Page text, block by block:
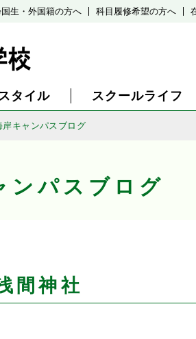
国生・外国籍の方へ 科目履修希望の方へ
タイル スクールライフ
岸キャンパスブログ
ンパスブログ
間神社